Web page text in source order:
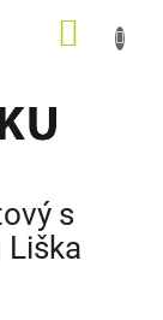
s
Liška